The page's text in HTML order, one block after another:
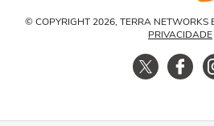
© COPYRIGHT 2026, TERRA NETWORKS
PRIVACIDADE